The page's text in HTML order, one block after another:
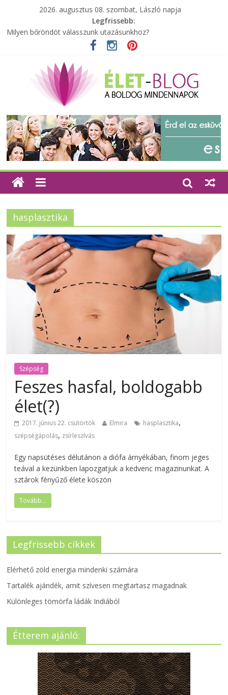
2026. augusztus 08. szombat, László napja
Legfrissebb:
Milyen bőröndöt válasszunk utazásunkhoz?
Elérhető zöld energia mindenki számára
Különleges tömörfa ládák Indiából
A zöld forradalom: A mosó- és parfümtermékek környezetbarát
szempontjainak erősítése
hasplasztika
Szépség
Feszes hasfal, boldogabb
élet(?)
2017. június 22. csütörtök Elmira hasplasztika,
szépségápolás, zsírleszívás
Egy napsütéses délutánon a diófa árnyékában, finom jeges
teával a kezünkben lapozgatjuk a kedvenc magazinunkat. A
sztárok fényűző élete köszön
Tovább...
Legfrissebb cikkek
Elérhető zöld energia mindenki számára
Tartalék ajándék, amit szívesen megtartasz magadnak
Különleges tömörfa ládák Indiából
Étterem ajánló: